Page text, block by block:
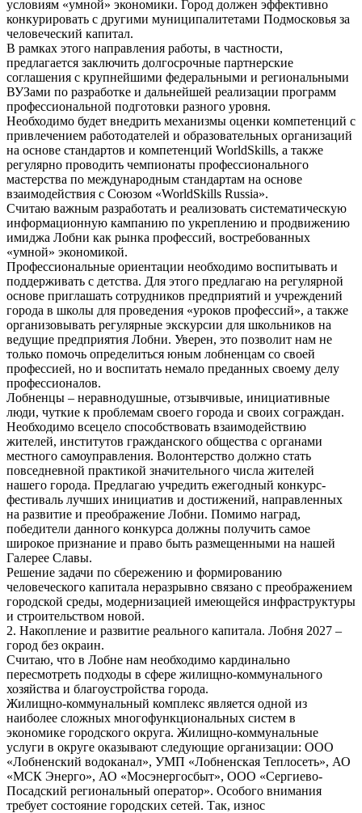
условиям «умной» экономики. Город должен эффективно
конкурировать с другими муниципалитетами Подмосковья за
человеческий капитал.
В рамках этого направления работы, в частности,
предлагается заключить долгосрочные партнерские
соглашения с крупнейшими федеральными и региональными
ВУЗами по разработке и дальнейшей реализации программ
профессиональной подготовки разного уровня.
Необходимо будет внедрить механизмы оценки компетенций с
привлечением работодателей и образовательных организаций
на основе стандартов и компетенций WorldSkills, а также
регулярно проводить чемпионаты профессионального
мастерства по международным стандартам на основе
взаимодействия с Союзом «WorldSkills Russia».
Считаю важным разработать и реализовать систематическую
информационную кампанию по укреплению и продвижению
имиджа Лобни как рынка профессий, востребованных
«умной» экономикой.
Профессиональные ориентации необходимо воспитывать и
поддерживать с детства. Для этого предлагаю на регулярной
основе приглашать сотрудников предприятий и учреждений
города в школы для проведения «уроков профессий», а также
организовывать регулярные экскурсии для школьников на
ведущие предприятия Лобни. Уверен, это позволит нам не
только помочь определиться юным лобненцам со своей
профессией, но и воспитать немало преданных своему делу
профессионалов.
Лобненцы – неравнодушные, отзывчивые, инициативные
люди, чуткие к проблемам своего города и своих сограждан.
Необходимо всецело способствовать взаимодействию
жителей, институтов гражданского общества с органами
местного самоуправления. Волонтерство должно стать
повседневной практикой значительного числа жителей
нашего города. Предлагаю учредить ежегодный конкурс-
фестиваль лучших инициатив и достижений, направленных
на развитие и преображение Лобни. Помимо наград,
победители данного конкурса должны получить самое
широкое признание и право быть размещенными на нашей
Галерее Славы.
Решение задачи по сбережению и формированию
человеческого капитала неразрывно связано с преображением
городской среды, модернизацией имеющейся инфраструктуры
и строительством новой.
2. Накопление и развитие реального капитала. Лобня 2027 –
город без окраин.
Считаю, что в Лобне нам необходимо кардинально
пересмотреть подходы в сфере жилищно-коммунального
хозяйства и благоустройства города.
Жилищно-коммунальный комплекс является одной из
наиболее сложных многофункциональных систем в
экономике городского округа. Жилищно-коммунальные
услуги в округе оказывают следующие организации: ООО
«Лобненский водоканал», УМП «Лобненская Теплосеть», АО
«МСК Энерго», АО «Мосэнергосбыт», ООО «Сергиево-
Посадский региональный оператор». Особого внимания
требует состояние городских сетей. Так, износ